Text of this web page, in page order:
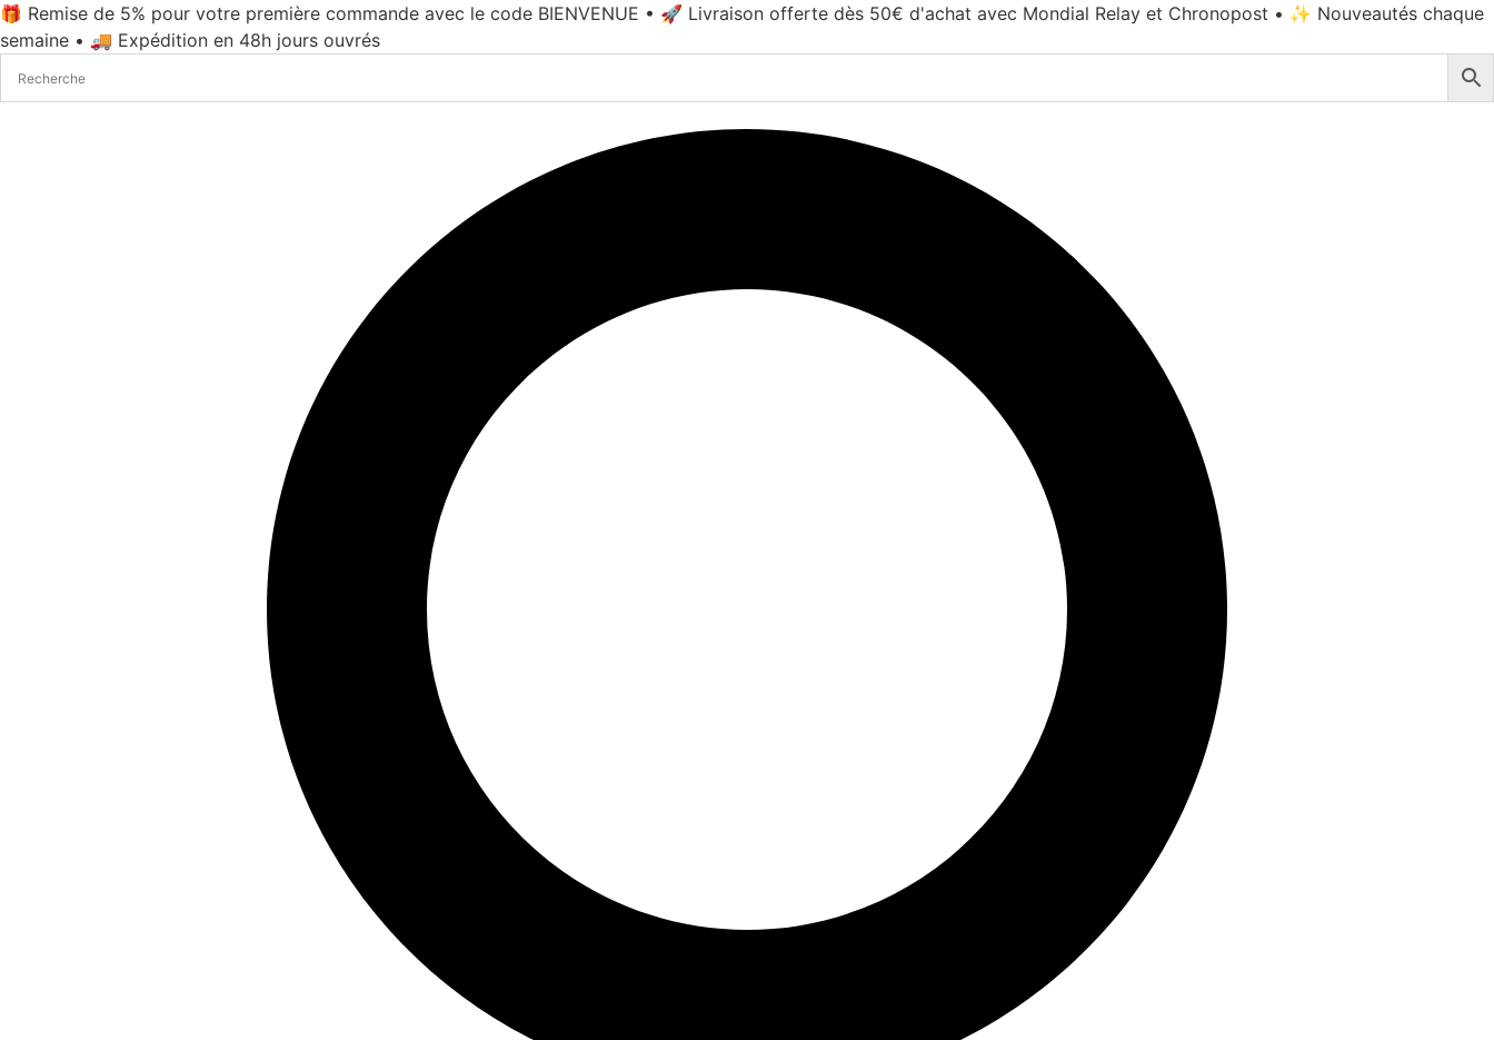
Aller
au
🎁 Remise de 5% pour votre première commande avec le code BIENVENUE • 🚀 Livraison offerte dès 50€ d'achat avec Mondial Relay et Chronopost • ✨ Nouveautés chaque
semaine • 🚚 Expédition en 48h jours ouvrés